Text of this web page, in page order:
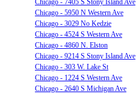
Chicago - 5950 N Western Ave
Chicago - 3029 No Kedzie
Chicago - 4524 S Western Ave
Chicago - 4860 N. Elston
Chicago - 9214 S Stony Island Ave
Chicago - 303 W. Lake St
Chicago - 1224 S Western Ave
Chicago - 2640 S Michigan Ave